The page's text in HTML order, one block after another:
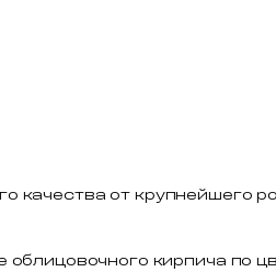
качества от крупнейшего
кирпича по